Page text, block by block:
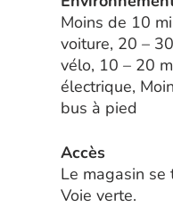
Moins de 10
voiture, 20 –
vélo, 10 – 20
électrique,
bus à pied
Accès
Le magasin
Voie verte.